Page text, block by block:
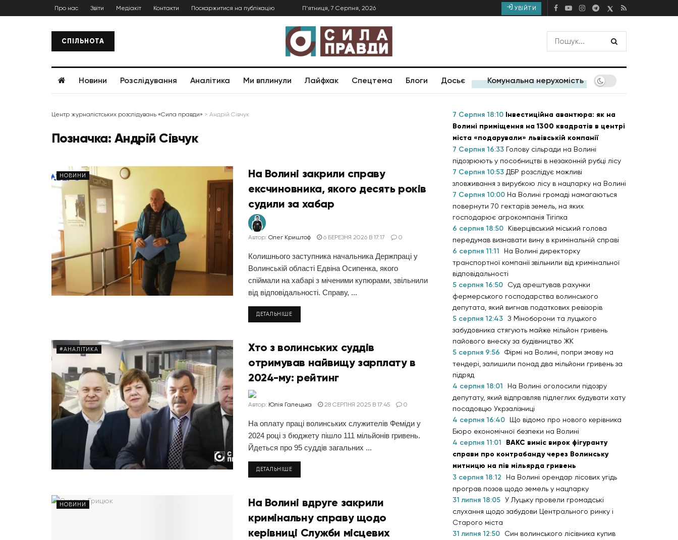
Про нас Звіти Медіакіт Контакти Поскаржитися на публікацію П’ятниця, 7 Серпня, 2026 УВІЙТИ
СПІЛЬНОТА
Новини Розслідування Аналітика Ми вплинули Лайфхак Спецтема Блоги Досьє Комунальна нерухомість
Центр журналістських розслідувань «Сила правди» > Андрій Сівчук
Позначка: Андрій Сівчук
НОВИНИ
На Волині закрили справу
ексчиновника, якого десять років
судили за хабар
Автор: Олег Криштоф 6 БЕРЕЗНЯ 2026 В 17:17 0
Колишнього заступника начальника Держпраці у
Волинській області Едвіна Осипенка, якого
спіймали на хабарі з міченими купюрами, звільнили
від відповідальності. Справу, ...
ДЕТАЛЬНІШЕ
#АНАЛІТИКА
Хто з волинських суддів
отримував найвищу зарплату в
2024-му: рейтинг
Автор: Юлія Галецька 28 СЕРПНЯ 2025 В 17:45 0
На оплату праці волинських служителів Феміди у
2024 році з бюджету пішло 111 мільйонів гривень.
Йдеться про 95 суддів загальних ...
ДЕТАЛЬНІШЕ
НОВИНИ
На Волині вдруге закрили
кримінальну справу щодо
керівниці Служби місцевих
7 Серпня 18:10 Інвестиційна авантюра: як на
Волині приміщення на 1300 квадратів в центрі
міста «подарували» львівській компанії
7 Серпня 16:33 Голову сільради на Волині
підозрюють у пособництві в незаконній рубці лісу
7 Серпня 10:53 ДБР розслідує можливі
зловживання з вирубкою лісу в нацпарку на Волині
7 Серпня 10:00 На Волині громаді намагаються
повернути 70 гектарів земель, на яких
господарює агрокомпанія Тігіпка
6 серпня 18:50
Ківерцівський міський голова
передумав визнавати вину в кримінальній справі
6 серпня 11:11
На Волині директорку
транспортної компанії звільнили від кримінальної
відповідальності
5 серпня 16:50
Суд арештував рахунки
фермерського господарства волинського
депутата, який вигнав податкових ревізорів
5 серпня 12:43 З Міноборони та луцького
забудовника стягують майже мільйон гривень
пайового внеску за будівництво ЖК
5 серпня 9:56
Фірмі на Волині, попри змову на
тендері, залишили понад два мільйони гривень за
підряд
4 серпня 18:01
На Волині оголосили підозру
депутату, який відправляв підлеглих будувати хату
посадовцю Укрзалізниці
4 серпня 16:40
Що відомо про нового керівника
Бюро економічної безпеки на Волині
4 серпня 11:01
ВАКС виніс вирок фігуранту
справи про контрабанду через Волинську
митницю на пів мільярда гривень
3 серпня 18:12
На Волині орендар лісових угідь
програв позов щодо земель у нацпарку
31 липня 18:05 У Луцьку провели громадські
слухання щодо забудови Центрального ринку і
Старого міста
31 липня 12:50
Син волинського лісівника купив